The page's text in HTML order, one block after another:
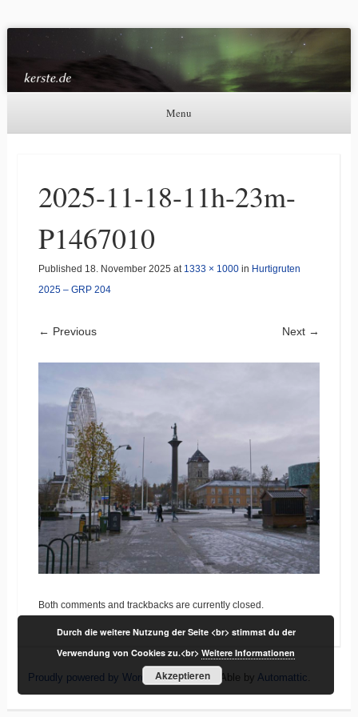
Kerste.de
Astronomie, Nordlichter und mehr
Menu
2025-11-18-11h-23m-
P1467010
Published 18. November 2025 at 1333 × 1000in Hurtigruten
2025 – GRP 204
← Previous Next →
Both comments and trackbacks are currently closed.
Proudly powered by WordPress |Theme: Able by Automattic.
Durch die weitere Nutzung der Seite <br> stimmst du der
Verwendung von Cookies zu.<br>Weitere Informationen
Akzeptieren